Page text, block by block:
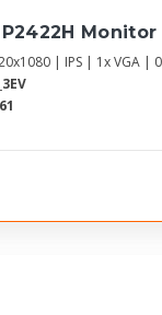
P2422H Monitor
| IPS | 1x VGA |